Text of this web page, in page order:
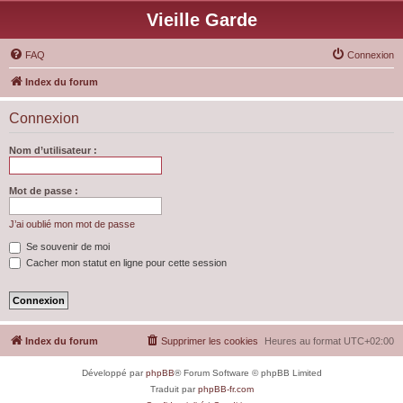
Vieille Garde
FAQ Connexion
Index du forum
Connexion
Nom d’utilisateur :
Mot de passe :
J’ai oublié mon mot de passe
Se souvenir de moi
Cacher mon statut en ligne pour cette session
Index du forum Heures au format UTC+02:00
Supprimer les cookies
Développé parphpBB® Forum Software © phpBB Limited
Traduit parphpBB-fr.com